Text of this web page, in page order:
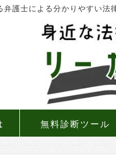
弁護士による分かりやすい法
無料診断ツール